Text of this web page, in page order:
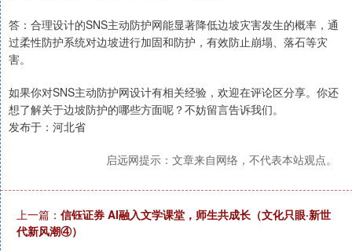
答：合理设计的SNS主动防护网能显著降低边坡灾害发生的概率，通
过柔性防护系统对边坡进行加固和防护，有效防止崩塌、落石等灾
害。
如果你对SNS主动防护网设计有相关经验，欢迎在评论区分享。你还
想了解关于边坡防护的哪些方面呢？不妨留言告诉我们。
发布于：河北省
启远网提示：文章来自网络，不代表本站观点。
上一篇： 信钰证券 AI融入文学课堂，师生共成长（文化只眼·新世
代新风潮④）